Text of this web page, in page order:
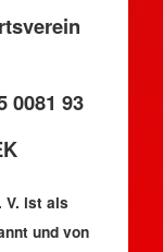
0081 93
V. ist als
und von